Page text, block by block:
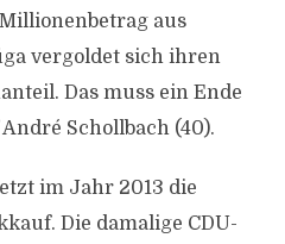
aus
vergoldet sich ihren
Das muss ein Ende
Schollbach (40).
im Jahr 2013 die
Die damalige CDU-